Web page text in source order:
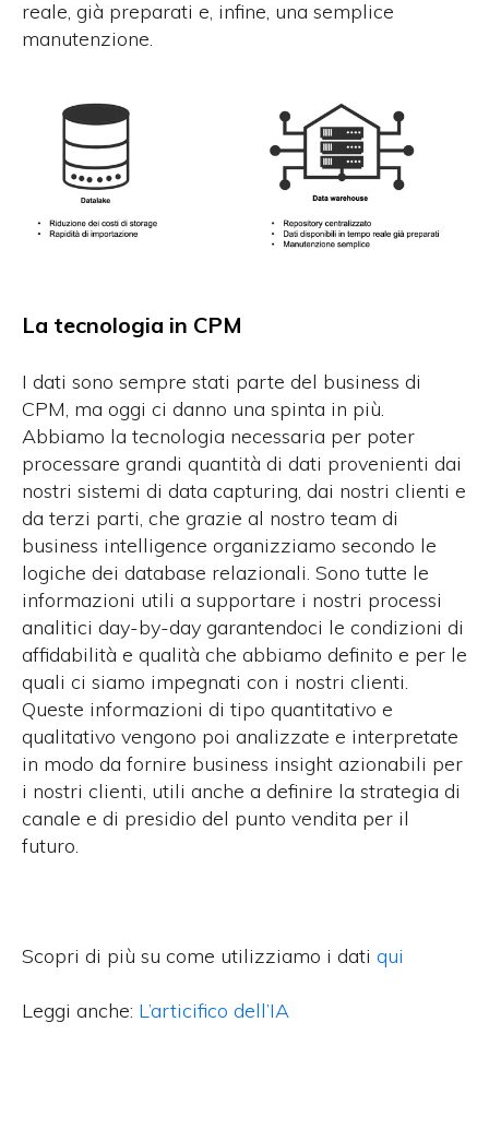
reale, già preparati e, infine, una semplice
manutenzione.
La tecnologia in CPM
I dati sono sempre stati parte del business di
CPM, ma oggi ci danno una spinta in più.
Abbiamo la tecnologia necessaria per poter
processare grandi quantità di dati provenienti dai
nostri sistemi di data capturing, dai nostri clienti e
da terzi parti, che grazie al nostro team di
business intelligence organizziamo secondo le
logiche dei database relazionali. Sono tutte le
informazioni utili a supportare i nostri processi
analitici day-by-day garantendoci le condizioni di
affidabilità e qualità che abbiamo definito e per le
quali ci siamo impegnati con i nostri clienti.
Queste informazioni di tipo quantitativo e
qualitativo vengono poi analizzate e interpretate
in modo da fornire business insight azionabili per
i nostri clienti, utili anche a definire la strategia di
canale e di presidio del punto vendita per il
futuro.
Scopri di più su come utilizziamo i dati qui
Leggi anche: L’articifico dell’IA